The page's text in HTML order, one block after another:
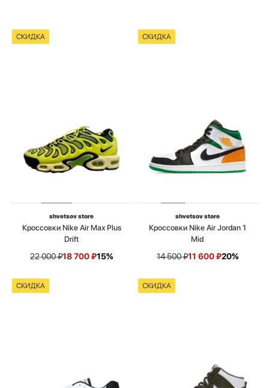
СКИДКА
shvetsov store
Кроссовки Nike Air Max Plus
Drift
22 000₽18 700₽15%
СКИДКА
shvetsov store
Кроссовки Nike Air Jordan 1
Mid
14 500₽11 600₽20%
СКИДКА СКИДКА